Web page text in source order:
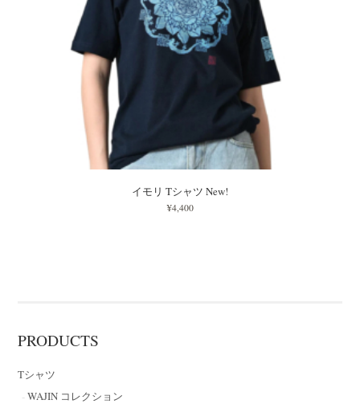
イモリ Tシャツ New!
¥4,400
PRODUCTS
Tシャツ
WAJIN コレクション